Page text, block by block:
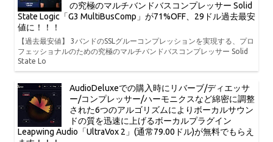
の究極のマルチバンドバスコンプレッサー Solid
State Logic「G3 MultiBusComp」が71%OFF、29ドル過去最安
値に！！！
【過去最安値】 3バンドのSSLグルーコンプレッションを実現する、プロ
フェッショナルのための究極のマルチバンドバスコンプレッサー Solid
State Lo
AudioDeluxeでの購入時にリバーブ/ディエッサ
ー/コンプレッサー/ハーモニクスなど綿密に調整
された6つのアルゴリズムによりボーカルサウン
ドの質を迅速に上げるボーカルプラグイン
Leapwing Audio「UltraVox 2」(通常79.00ドル)が無料でもらえ